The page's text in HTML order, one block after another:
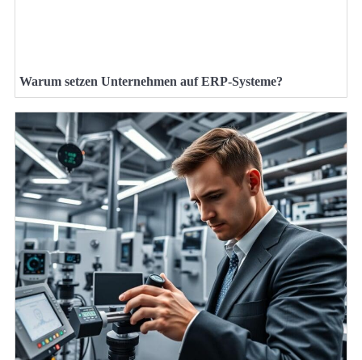
Warum setzen Unternehmen auf ERP-Systeme?